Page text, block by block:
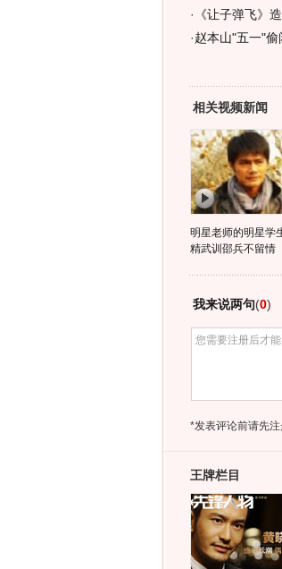
· 《让子弹飞》
·赵本山"五一"
相关视频新闻
明星老师的明星学
精武训邵兵不留情
我来说两句(0)
*发表评论前请先
王牌栏目